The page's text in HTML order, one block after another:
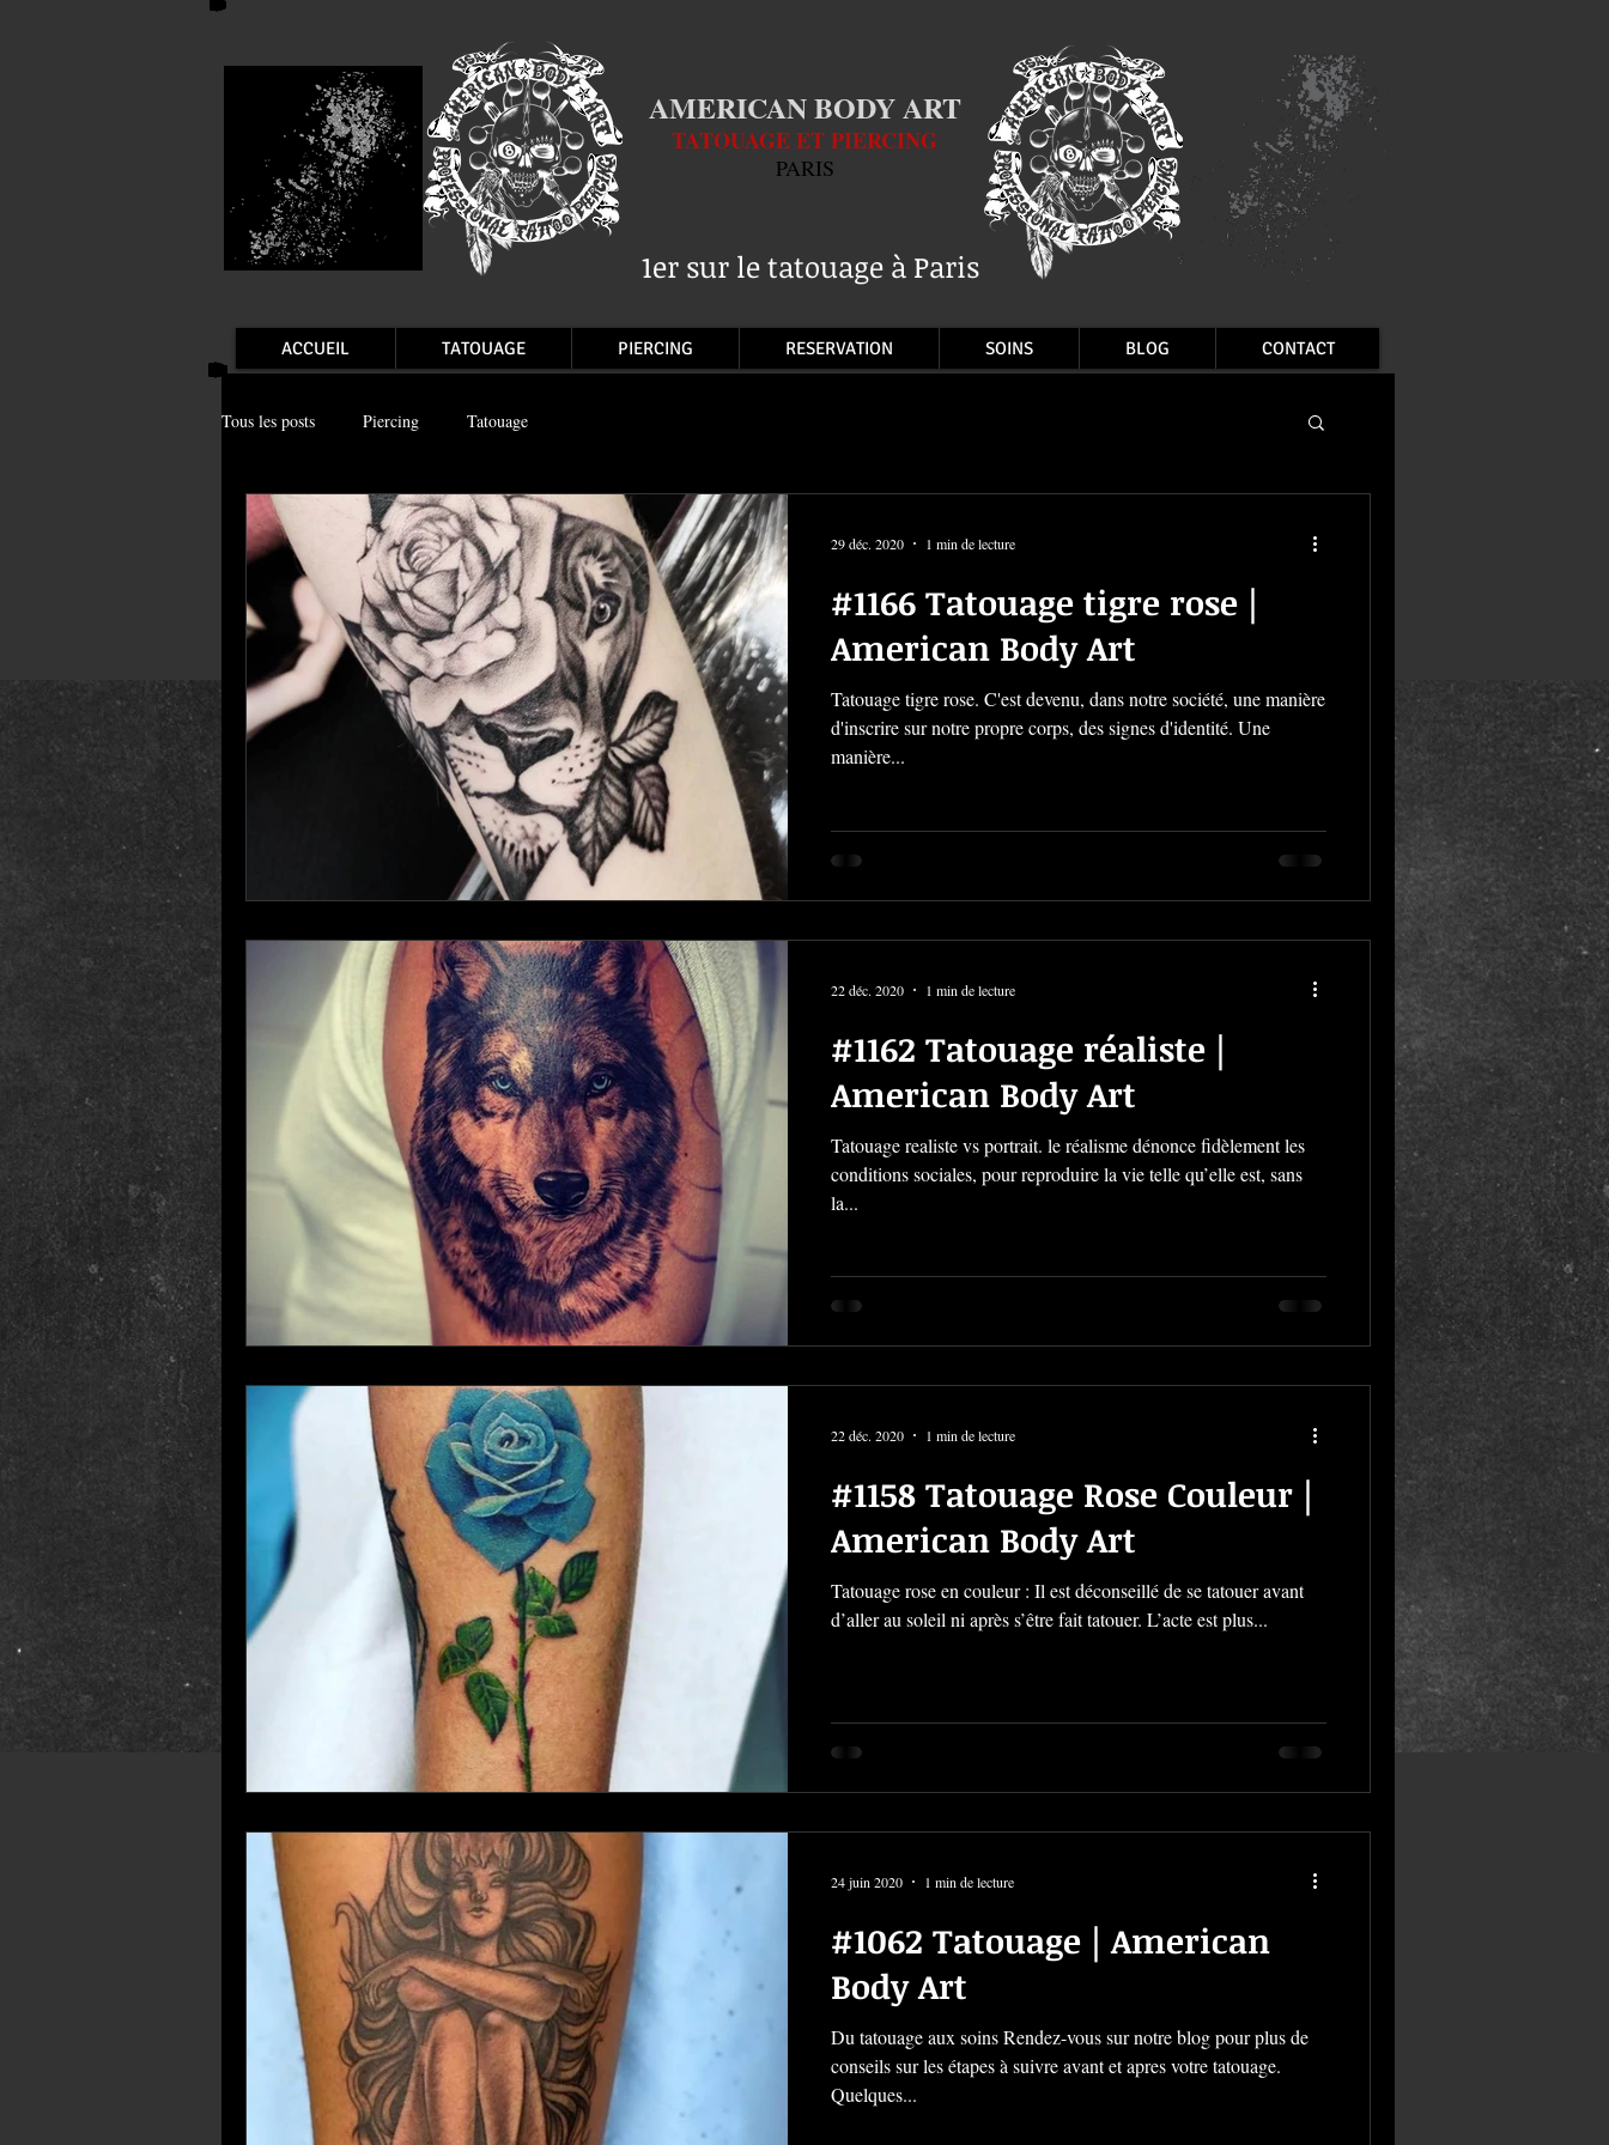
AMERICAN BODY ART
TATOUAGE ET PIERCING
PARIS
1er sur le tatouage à Paris
ACCUEIL TATOUAGE PIERCING RESERVATION SOINS BLOG CONTACT
Tous les posts Piercing Tatouage
#1166 Tatouage tigre rose |
American Body Art
Tatouage tigre rose. C'est devenu, dans notre société, une manière
d'inscrire sur notre propre corps, des signes d'identité. Une
manière...
29 déc. 2020 1 min de lecture
#1162 Tatouage réaliste |
American Body Art
Tatouage realiste vs portrait. le réalisme dénonce fidèlement les
conditions sociales, pour reproduire la vie telle qu’elle est, sans
la...
22 déc. 2020 1 min de lecture
#1158 Tatouage Rose Couleur |
American Body Art
Tatouage rose en couleur : Il est déconseillé de se tatouer avant
d’aller au soleil ni après s’être fait tatouer. L’acte est plus...
22 déc. 2020 1 min de lecture
#1062 Tatouage | American
Body Art
Du tatouage aux soins Rendez-vous sur notre blog pour plus de
conseils sur les étapes à suivre avant et apres votre tatouage.
Quelques...
24 juin 2020 1 min de lecture